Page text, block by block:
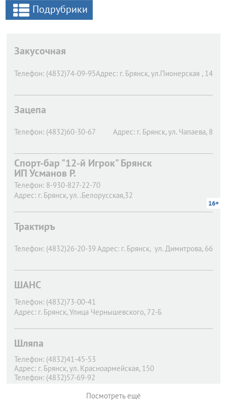
Подрубрики
Закусочная
Телефон: (4832)74-09-95Адрес: г. Брянск, ул.Пионерская , 14
Зацепа
Телефон: (4832)60-30-67 Адрес: г. Брянск, ул. Чапаева, 8
Спорт-бар "12-й Игрок" Брянск
ИП Усманов Р.
Телефон: 8-930-827-22-70
Адрес: г. Брянск, ул. .Белорусская,32
16+
Трактиръ
Телефон: (4832)26-20-39 Адрес: г. Брянск, ул. Димитрова, 66
ШАНС
Телефон: (4832)73-00-41
Адрес: г. Брянск, Улица Чернышевского, 72-Б
Шляпа
Телефон: (4832)41-45-53
Адрес: г. Брянск, ул. Красноармейская, 150
Телефон: (4832)57-69-92
Посмотреть ещё